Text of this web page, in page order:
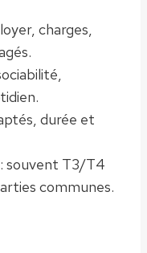
charges,
durée et
: souvent T3/T4
communes.